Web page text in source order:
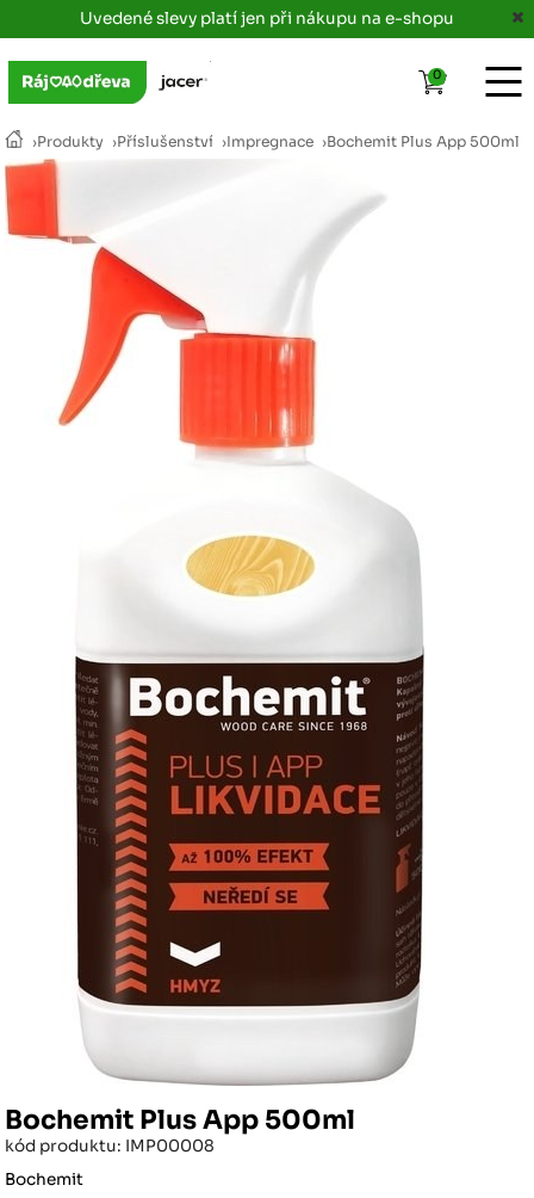
Uvedené slevy platí jen při nákupu na e-shopu
›Produkty ›Příslušenství ›Impregnace ›Bochemit Plus App 500ml
Bochemit Plus App 500ml
kód produktu: IMP00008
Bochemit
0